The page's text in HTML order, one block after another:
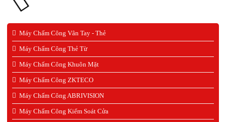
Máy Chấm Công Vân Tay - Thẻ
Máy Chấm Công Thẻ Từ
Máy Chấm Công Khuôn Mặt
Máy Chấm Công ZKTECO
Máy Chấm Công ABRIVISION
Máy Chấm Công Kiểm Soát Cửa